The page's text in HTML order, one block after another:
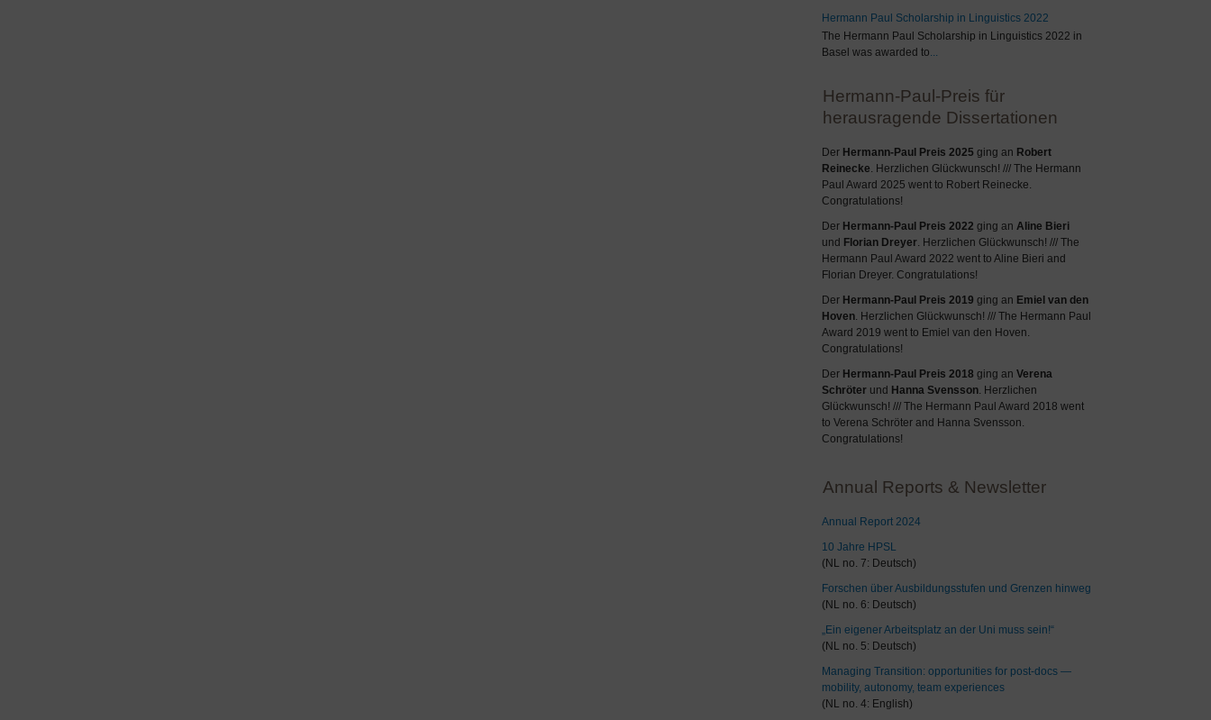
Hermann Paul Scholarship in Linguistics 2022
The Hermann Paul Scholarship in Linguistics 2022 in
Basel was awarded to...
Hermann-Paul-Preis für
herausragende Dissertationen
Der Hermann-Paul Preis 2025 ging an Robert
Reinecke. Herzlichen Glückwunsch! /// The Hermann
Paul Award 2025 went to Robert Reinecke.
Congratulations!
Der Hermann-Paul Preis 2022 ging an Aline Bieri
und Florian Dreyer. Herzlichen Glückwunsch! /// The
Hermann Paul Award 2022 went to Aline Bieri and
Florian Dreyer. Congratulations!
Der Hermann-Paul Preis 2019 ging an Emiel van den
Hoven. Herzlichen Glückwunsch! /// The Hermann Paul
Award 2019 went to Emiel van den Hoven.
Congratulations!
Der Hermann-Paul Preis 2018 ging an Verena
Schröter und Hanna Svensson. Herzlichen
Glückwunsch! /// The Hermann Paul Award 2018 went
to Verena Schröter and Hanna Svensson.
Congratulations!
Annual Reports & Newsletter
Annual Report 2024
10 Jahre HPSL
(NL no. 7: Deutsch)
Forschen über Ausbildungsstufen und Grenzen hinweg
(NL no. 6: Deutsch)
„Ein eigener Arbeitsplatz an der Uni muss sein!“
(NL no. 5: Deutsch)
Managing Transition: opportunities for post-docs —
mobility, autonomy, team experiences
(NL no. 4: English)